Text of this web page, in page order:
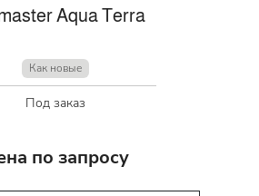
Aqua Terra
Как новые
Под заказ
по запросу